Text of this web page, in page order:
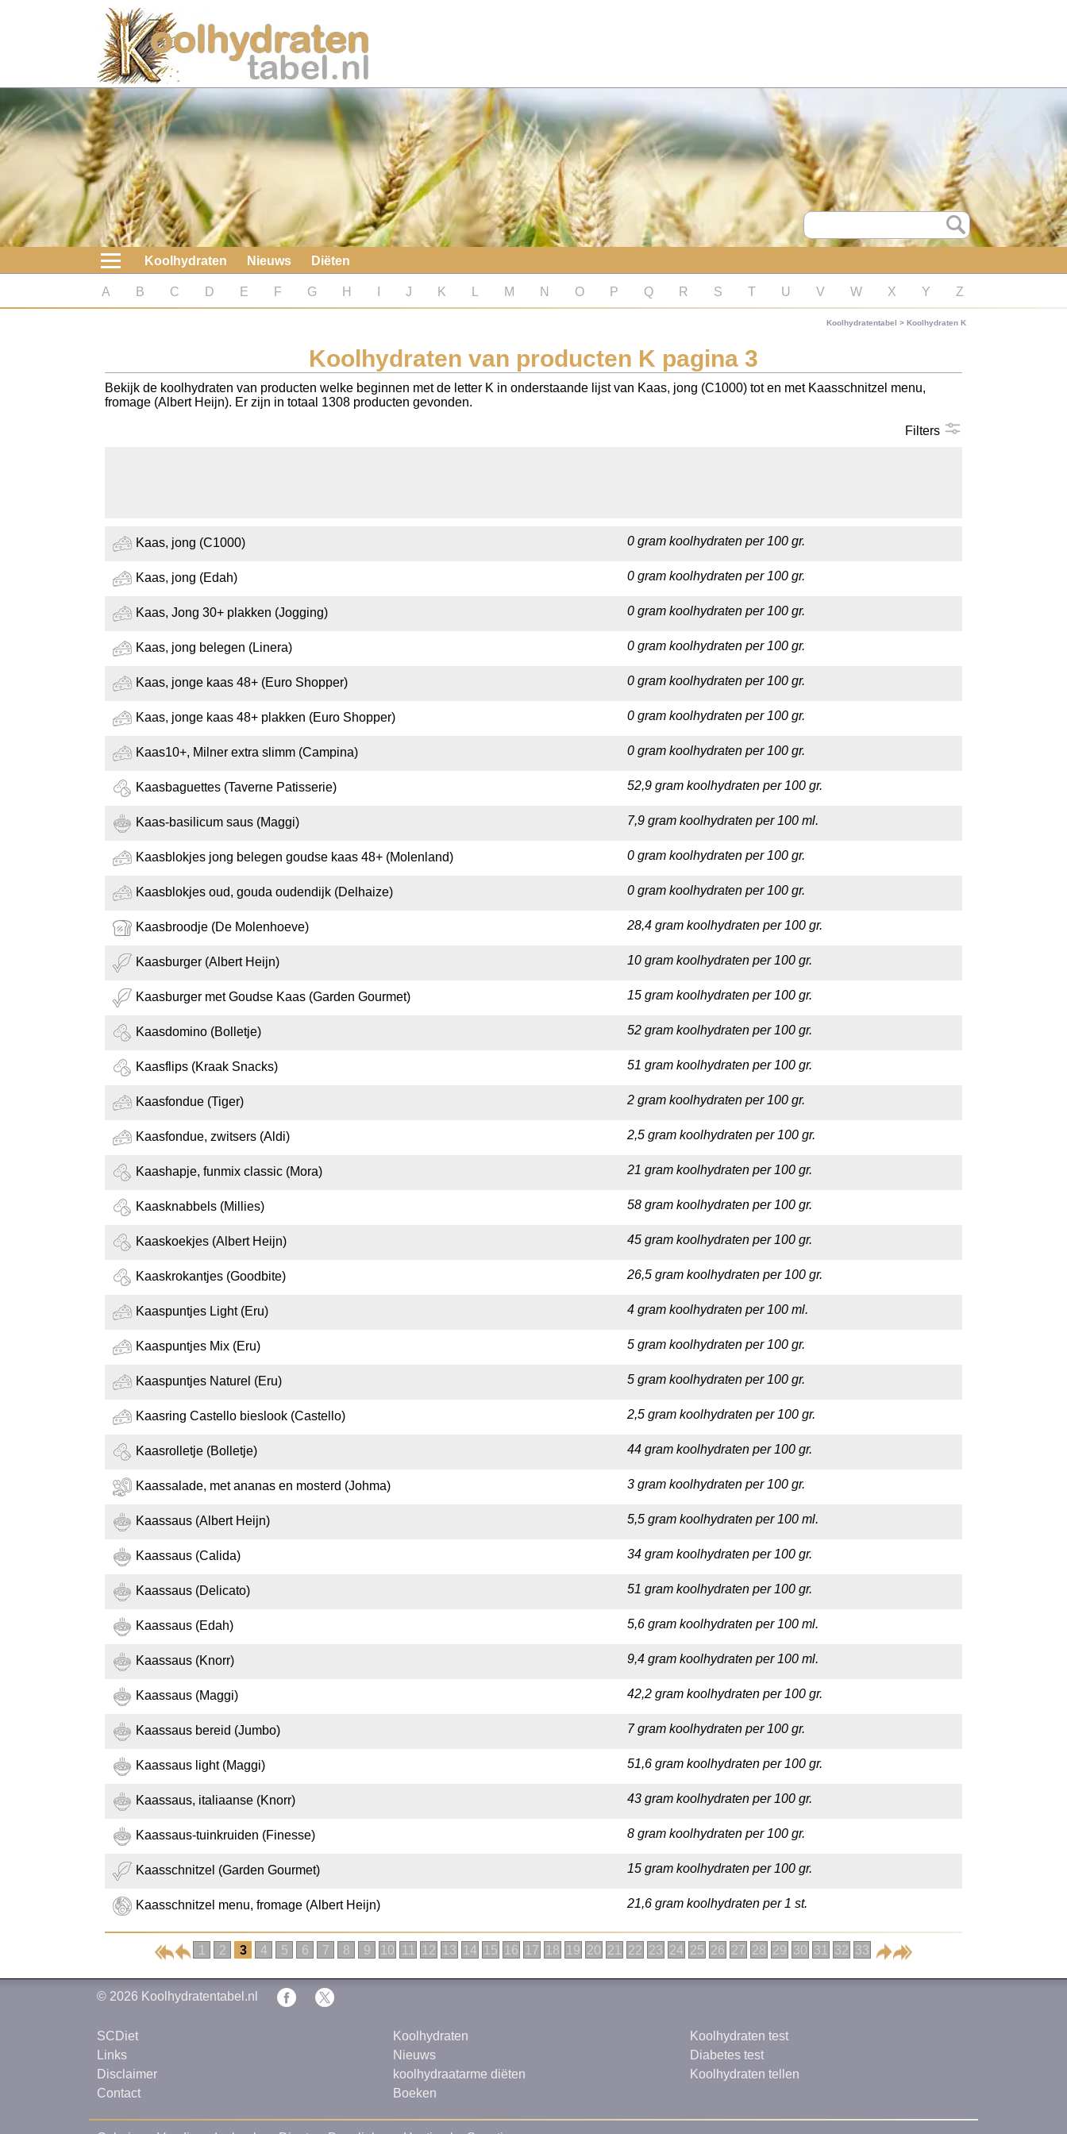
Koolhydraten
Nieuws
Koolhydraatarme diëten
Boeken
koolhydraatarme diëten
Diabetes test
Koolhydraten tellen
Koolhydraten Nieuws Diëten
A B C D E F G H J K M N O P Q R S T U V W X Y Z
Koolhydratentabel > Koolhydraten K
Koolhydraten van producten K pagina 3
Bekijk de koolhydraten van producten welke beginnen met de letter K in onderstaande lijst van Kaas, jong (C1000) tot en met Kaasschnitzel menu,
fromage (Albert Heijn). Er zijn in totaal 1308 producten gevonden.
Filters
Kaas, jong (C1000) 0 gram koolhydraten per 100 gr.
Kaas, jong (Edah) 0 gram koolhydraten per 100 gr.
Kaas, Jong 30+ plakken (Jogging) 0 gram koolhydraten per 100 gr.
Kaas, jong belegen (Linera) 0 gram koolhydraten per 100 gr.
Kaas, jonge kaas 48+ (Euro Shopper) 0 gram koolhydraten per 100 gr.
Kaas, jonge kaas 48+ plakken (Euro Shopper) 0 gram koolhydraten per 100 gr.
Kaas10+, Milner extra slimm (Campina) 0 gram koolhydraten per 100 gr.
Kaasbaguettes (Taverne Patisserie) 52,9 gram koolhydraten per 100 gr.
Kaas-basilicum saus (Maggi) 7,9 gram koolhydraten per 100 ml.
Kaasblokjes jong belegen goudse kaas 48+ (Molenland) 0 gram koolhydraten per 100 gr.
Kaasblokjes oud, gouda oudendijk (Delhaize) 0 gram koolhydraten per 100 gr.
Kaasbroodje (De Molenhoeve) 28,4 gram koolhydraten per 100 gr.
Kaasburger (Albert Heijn) 10 gram koolhydraten per 100 gr.
Kaasburger met Goudse Kaas (Garden Gourmet) 15 gram koolhydraten per 100 gr.
Kaasdomino (Bolletje) 52 gram koolhydraten per 100 gr.
Kaasflips (Kraak Snacks) 51 gram koolhydraten per 100 gr.
Kaasfondue (Tiger) 2 gram koolhydraten per 100 gr.
Kaasfondue, zwitsers (Aldi) 2,5 gram koolhydraten per 100 gr.
Kaashapje, funmix classic (Mora) 21 gram koolhydraten per 100 gr.
Kaasknabbels (Millies) 58 gram koolhydraten per 100 gr.
Kaaskoekjes (Albert Heijn) 45 gram koolhydraten per 100 gr.
Kaaskrokantjes (Goodbite) 26,5 gram koolhydraten per 100 gr.
Kaaspuntjes Light (Eru) 4 gram koolhydraten per 100 ml.
Kaaspuntjes Mix (Eru) 5 gram koolhydraten per 100 gr.
Kaaspuntjes Naturel (Eru) 5 gram koolhydraten per 100 gr.
Kaasring Castello bieslook (Castello) 2,5 gram koolhydraten per 100 gr.
Kaasrolletje (Bolletje) 44 gram koolhydraten per 100 gr.
Kaassalade, met ananas en mosterd (Johma) 3 gram koolhydraten per 100 gr.
Kaassaus (Albert Heijn) 5,5 gram koolhydraten per 100 ml.
Kaassaus (Calida) 34 gram koolhydraten per 100 gr.
Kaassaus (Delicato) 51 gram koolhydraten per 100 gr.
Kaassaus (Edah) 5,6 gram koolhydraten per 100 ml.
Kaassaus (Knorr) 9,4 gram koolhydraten per 100 ml.
Kaassaus (Maggi) 42,2 gram koolhydraten per 100 gr.
Kaassaus bereid (Jumbo) 7 gram koolhydraten per 100 gr.
Kaassaus light (Maggi) 51,6 gram koolhydraten per 100 gr.
Kaassaus, italiaanse (Knorr) 43 gram koolhydraten per 100 gr.
Kaassaus-tuinkruiden (Finesse) 8 gram koolhydraten per 100 gr.
Kaasschnitzel (Garden Gourmet) 15 gram koolhydraten per 100 gr.
Kaasschnitzel menu, fromage (Albert Heijn) 21,6 gram koolhydraten per 1 st.
1 2 3 4 5 6 7 8 9 10 11 12 13 14 15 16 17 18 19 20 21 22 23 24 25 26 27 28 29 30 31 32 33
© 2026 Koolhydratentabel.nl
SCDiet
Links
Disclaimer
Contact
Koolhydraten
Nieuws
koolhydraatarme diëten
Boeken
Koolhydraten test
Diabetes test
Koolhydraten tellen